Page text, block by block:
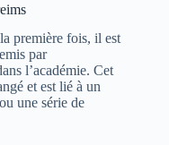
première fois, il est
par
l’académie. Cet
et est lié à un
une série de